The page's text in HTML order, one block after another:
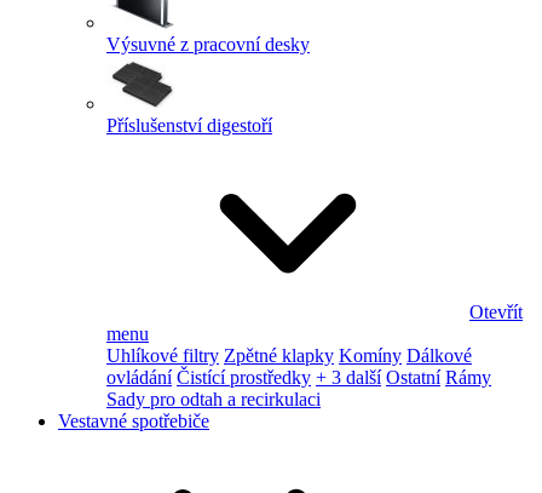
Výsuvné z pracovní desky
Příslušenství digestoří
Otevřít
menu
Uhlíkové filtry Zpětné klapky Komíny Dálkové
ovládání Čistící prostředky + 3 další Ostatní Rámy
Sady pro odtah a recirkulaci
Vestavné spotřebiče